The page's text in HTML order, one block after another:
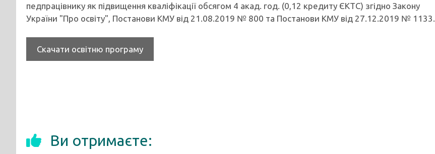
педпрацівнику як підвищення кваліфікації обсягом 4 акад. год. (0,12 кредиту ЄКТС) згідно Закону
України "Про освіту", Постанови КМУ від 21.08.2019 № 800 та Постанови КМУ від 27.12.2019 № 1133.
Скачати освітню програму
Ви отримаєте: